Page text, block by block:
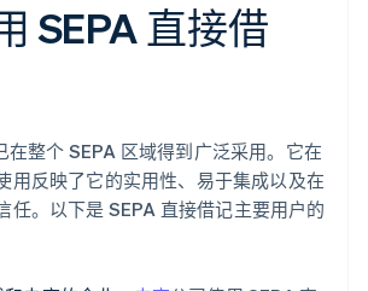
SEPA 直接借
在整个 SEPA 区域得到广泛采用。它在
用反映了它的实用性、易于集成以及在
任。以下是 SEPA 直接借记主要用户的